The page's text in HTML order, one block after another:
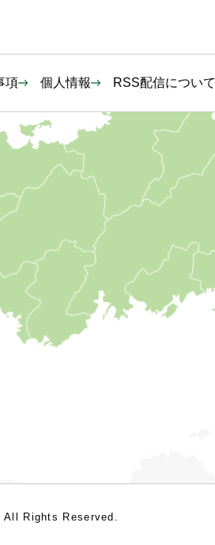
項 個人情報 RSS配信について
All Rights Reserved.